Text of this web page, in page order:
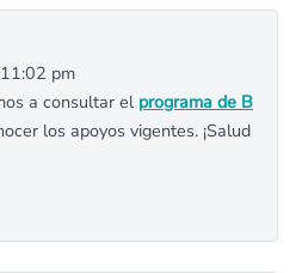
pm
a consultar el programa de B
los apoyos vigentes. ¡Salud